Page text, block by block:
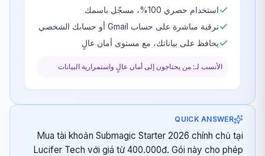
استخدام حصري 100%، مسجّل باسمك
ترقية مباشرة على حساب Gmail أو حسابك الشخصي
يحافظ على بياناتك، مع مستوى أمان عالٍ
الأنسب لـ: من يحتاجون إلى أمان عالٍ واستمرارية البيانات
QUICK ANSWER
Mua tài khoản Submagic Starter 2026 chính chủ tại
Lucifer Tech với giá từ 400.000đ. Gói này cho phép